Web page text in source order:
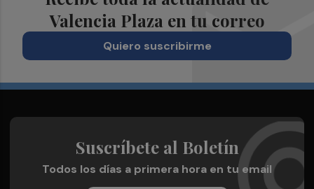
Valencia Plaza en tu correo
Quiero suscribirme
Suscríbete al Boletín
Todos los días a primera hora en tu email